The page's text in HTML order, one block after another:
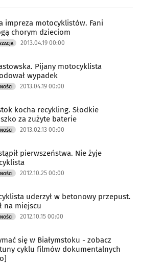
impreza motocyklistów. Fani
chorym dzieciom
2013.04.19 00:00
Pijany motocyklista
wypadek
2013.04.19 00:00
kocha recykling. Słodkie
za zużyte baterie
2013.02.13 00:00
pierwszeństwa. Nie żyje
2012.10.25 00:00
uderzył w betonowy przepust.
na miejscu
2012.10.15 00:00
się w Białymstoku - zobacz
cyklu filmów dokumentalnych